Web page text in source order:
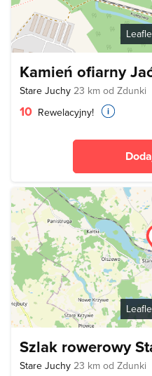
Kamień ofiarny
Stare Juchy 23 km od Zdunki
10 Rewelacyjny!
Szlak rowerowy
Stare Juchy 23 km od Zdunki